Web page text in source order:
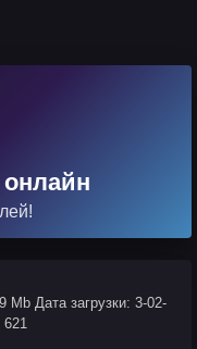
Mb Дата загрузки: 3-02-
621